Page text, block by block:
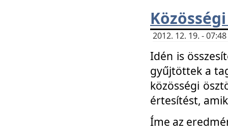
2012. 12. 19. -
Idén is
gyűjtöttek a
közösségi
értesítést,
Íme az